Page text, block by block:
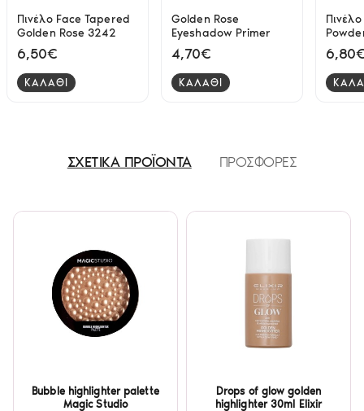
Πινέλο Face Tapered
Golden Rose 3242
6,50€
ΚΑΛΑΘΙ
Golden Rose
Eyeshadow Primer
4,70€
ΚΑΛΑΘΙ
518
ΣΧΕΤΙΚΑ ΠΡΟΪΟΝΤΑ ΠΡΟΣΦΟΡΕΣ
Bubble highlighter palette
Magic Studio
Drops of glow golden
highlighter 30ml Elixir